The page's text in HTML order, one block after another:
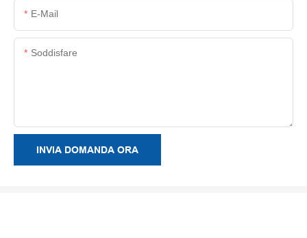
E-Mail
Soddisfare
INVIA DOMANDA ORA